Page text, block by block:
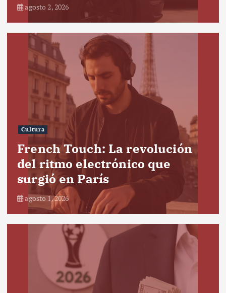
agosto 2, 2026
Cultura
French Touch: La revolución
del ritmo electrónico que
surgió en París
agosto 1, 2026